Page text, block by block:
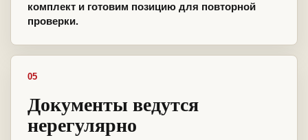
комплект и готовим позицию для повторной
проверки.
05
Документы ведутся
нерегулярно